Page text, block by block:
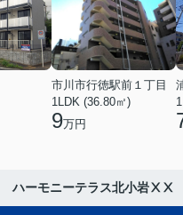
市川市行徳駅前１丁目
1LDK (36.80㎡)
9万円
ハーモニーテラス北小岩ⅩⅩ